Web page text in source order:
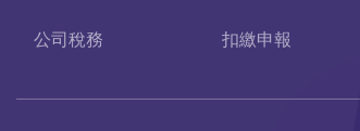
公司稅務 扣繳申報